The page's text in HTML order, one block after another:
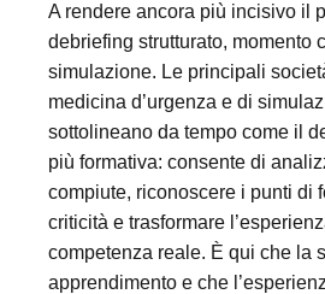
A rendere ancora più incisivo il
debriefing strutturato, momento
simulazione. Le principali
medicina d’urgenza e di
sottolineano da tempo come il
più formativa: consente di
compiute, riconoscere i punti di
criticità e trasformare
competenza reale. È qui che la
apprendimento e che